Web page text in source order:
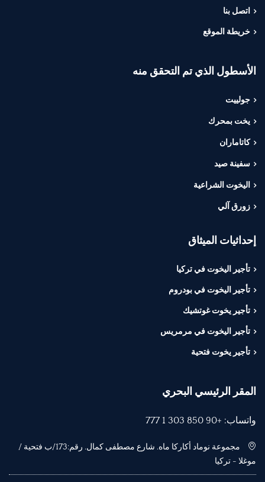
اتصل بنا
خريطة الموقع
الأسطول الذي تم التحقق منه
جولييت
يخت بمحرك
كاتاماران
سفينة صيد
اليخوت الشراعية
زورق آلي
إحداثيات الميثاق
تأجير اليخوت في تركيا
تأجير اليخوت في بودروم
تأجير يخوت غوتشيك
تأجير اليخوت في مرمريس
تأجير يخوت فتحية
المقر الرئيسي البحري
واتساب: +90 850 303 1 777
مجموعة نوماد أكاركا ماه. شارع مصطفى كمال. رقم:173/ب فتحية /
موغلا - تركيا